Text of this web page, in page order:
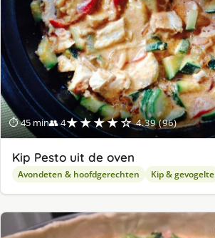
⏱ 45 min👥 4★★★★☆ 4.39 (96)
Kip Pesto uit de oven
Avondeten & hoofdgerechten Kip & gevogelte